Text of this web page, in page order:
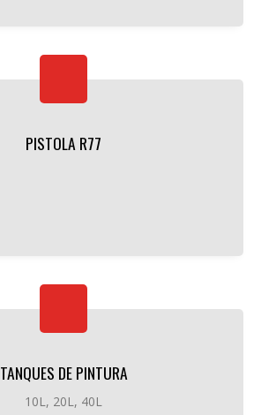
PISTOLA R77
TANQUES DE PINTURA
10L, 20L, 40L